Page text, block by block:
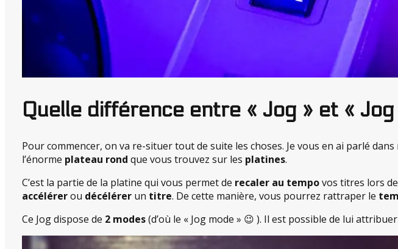
Quelle différence entre « Jog » et «
Pour commencer, on va re-situer tout de suite les choses. Je vous en ai parlé
l’énorme plateau rond que vous trouvez sur les platines.
C’est la partie de la platine qui vous permet de recaler au tempovos titres lors
accélérerou décélérer un titre. De cette manière, vous pourrez rattraper le
Ce Jog dispose de 2 modes(d’où le « Jog mode » 😉 ). Il est possible de lui